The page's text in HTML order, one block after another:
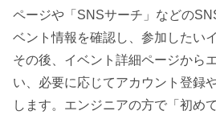
ページや「SNSサーチ」などの
ベント情報を確認し、参加したい
その後、イベント詳細ページから
い、必要に応じてアカウント登録
します。エンジニアの方で「初め